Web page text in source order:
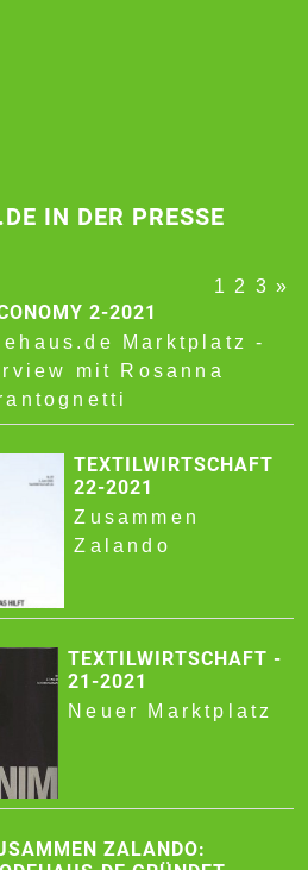
IN DER PRESSE
1 2 3 »
2-2021
Marktplatz -
mit Rosanna
TEXTILWIRTSCHAFT
22-2021
Zusammen
Zalando
TEXTILWIRTSCHAFT -
21-2021
Neuer Marktplatz
ZALANDO: